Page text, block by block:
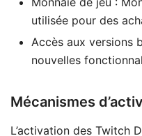
utilisée pour des
Accès aux versions
nouvelles
Mécanismes
L’activation des Twitch